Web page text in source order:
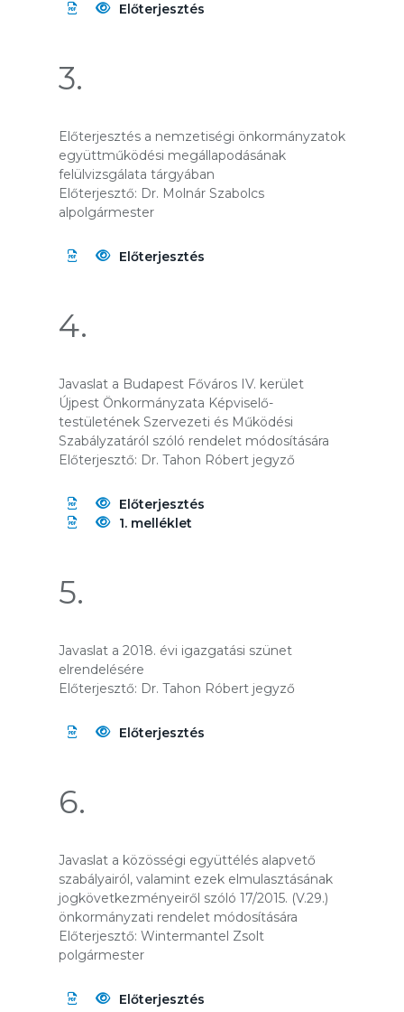
Előterjesztés
3.
Előterjesztés a nemzetiségi önkormányzatok
együttműködési megállapodásának
felülvizsgálata tárgyában
Előterjesztő: Dr. Molnár Szabolcs
alpolgármester
Előterjesztés
4.
Javaslat a Budapest Főváros IV. kerület
Újpest Önkormányzata Képviselő-
testületének Szervezeti és Működési
Szabályzatáról szóló rendelet módosítására
Előterjesztő: Dr. Tahon Róbert jegyző
Előterjesztés
1. melléklet
5.
Javaslat a 2018. évi igazgatási szünet
elrendelésére
Előterjesztő: Dr. Tahon Róbert jegyző
Előterjesztés
6.
Javaslat a közösségi együttélés alapvető
szabályairól, valamint ezek elmulasztásának
jogkövetkezményeiről szóló 17/2015. (V.29.)
önkormányzati rendelet módosítására
Előterjesztő: Wintermantel Zsolt
polgármester
Előterjesztés